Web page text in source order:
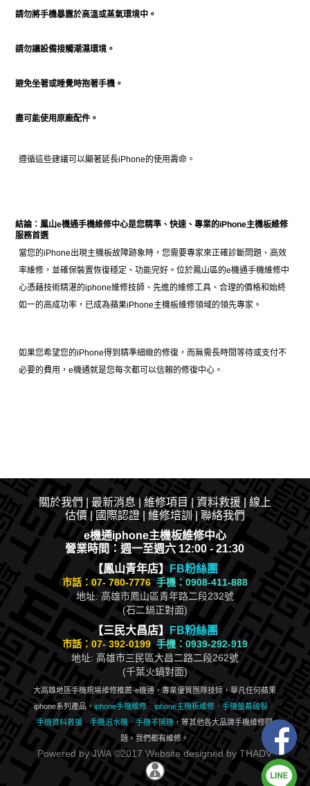
請勿將手機暴露於高溫或蒸氣環境中。
請勿讓設備接觸潮濕環境。
避免坐著或睡覺時抱著手機。
盡可能使用原廠配件。
遵循這些建議可以顯著延長iPhone的使用壽命。
結論：鳳山e機通手機維修中心是您精準、快速、專業的iPhone主機板維修
服務首選
當您的iPhone出現主機板故障跡象時，您需要專家來正確診斷問題、高效
率維修，並確保裝置恢復穩定、功能完好。位於鳳山區的e機通手機維修中
心憑藉技術精湛的iphone維修技師、先進的維修工具、合理的價格和始終
如一的高成功率，已成為蘋果iPhone主機板維修領域的領先專家。
如果您希望您的iPhone得到精準細緻的修復，而無需長時間等待或支付不
必要的費用，e機通就是您每次都可以信賴的修復中心。
關於我們|最新消息 |​維修項目|資料救援|線上
估價|國際認證| 維修培訓|聯絡我們
e機通iphone主機板維修中心
營業時間：週一至週六 12:00 - 21:30
【鳳山青年店】 FB粉絲團
市話：07- 780-7776 手機：0908-411-888
地址: 高雄市鳳山區青年路二段232號
(石二鍋正對面)
【三民大昌店】FB粉絲團
市話：07- 392-0199 手機：0939-292-919
地址: 高雄市三民區大昌二路二段262號
(千葉火鍋對面)
大高雄地區手機現場維修推薦-e機通，專業優質團隊技師，舉凡任何蘋果
iphone系列產品，iphone手機維修，iphone主機板維修 ，手機螢幕破裂 ，
手機資料救援，手機泡水機 ，手機不開機，等其他各大品牌手機維修問
題，我們都有維修。
Powered byJWA©2017 Website designed byTHADV